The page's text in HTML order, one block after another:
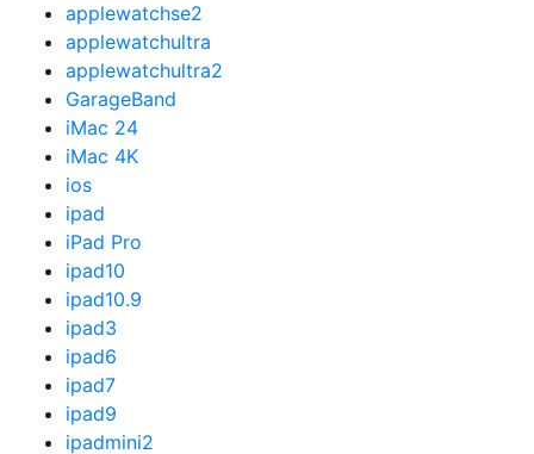
applewatchse2
applewatchultra
applewatchultra2
GarageBand
iMac 24
iMac 4K
ios
ipad
iPad Pro
ipad10
ipad10.9
ipad3
ipad6
ipad7
ipad9
ipadmini2